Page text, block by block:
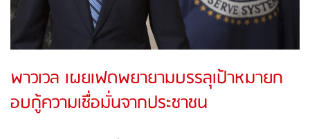
พาวเวล เผยเฟดพยายามบรรลุเป้าหมายก
อบกู้ความเชื่อมั่นจากประชาชน